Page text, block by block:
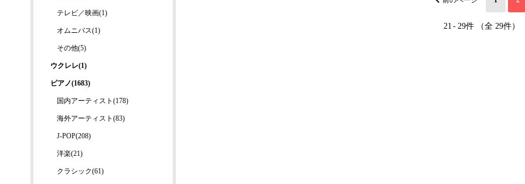
21 - 29件 （全 29件）
テレビ／映画(1)
オムニバス(1)
その他(5)
ウクレレ(1)
ピアノ(1683)
国内アーティスト(178)
海外アーティスト(83)
J-POP(208)
洋楽(21)
クラシック(61)